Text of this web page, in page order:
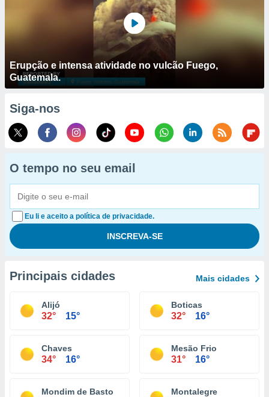
Erupção e intensa atividade no vulcão Fuego,
Guatemala.
Siga-nos
O tempo no seu email
Eu li e aceito a política de privacidade.
Principais cidades Mais cidades
Alijó
32° 15°
Boticas
32° 16°
Chaves
34° 16°
Mesão Frio
31° 16°
Mondim de Basto Montalegre